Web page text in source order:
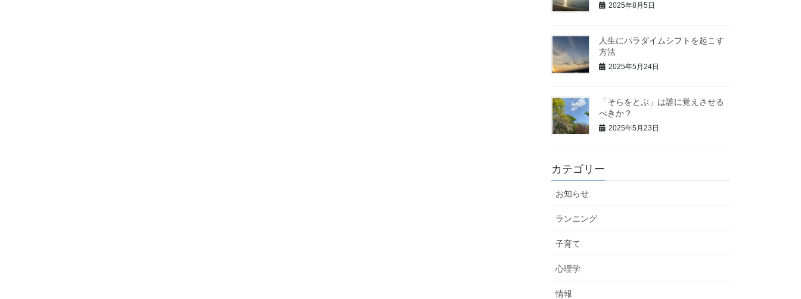
2025年8月5日
人生にパラダイムシフトを起こす
方法
2025年5月24日
「そらをとぶ」は誰に覚えさせる
べきか？
2025年5月23日
カテゴリー
お知らせ
ランニング
子育て
心理学
情報